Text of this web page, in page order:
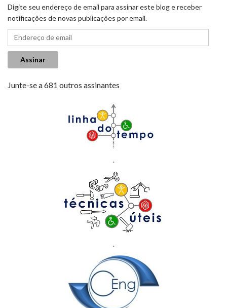
Digite seu endereço de email para assinar este blog e receber
notificações de novas publicações por email.
Endereço de email
Assinar
Junte-se a 681 outros assinantes
.
.